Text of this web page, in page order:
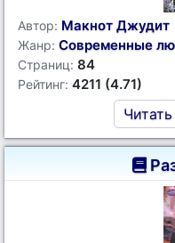
Автор: Макнот Джудит
Жанр: Современные
Страниц: 84
Рейтинг: 4211 (4.71)
Читать